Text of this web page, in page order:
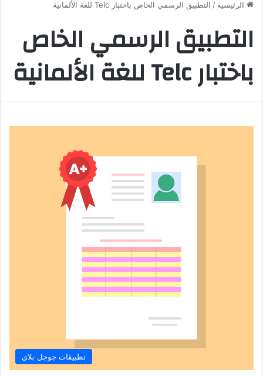
الرئيسية / التطبيق الرسمي الخاص باختبار Telc للغة الألمانية
التطبيق الرسمي الخاص
باختبار Telc للغة الألمانية
تطبيقات جوجل بلاي